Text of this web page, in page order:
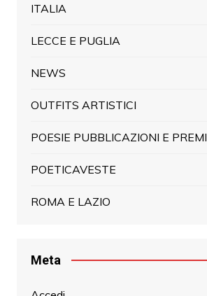
ITALIA
LECCE E PUGLIA
NEWS
OUTFITS ARTISTICI
POESIE PUBBLICAZIONI E PREMI
POETICAVESTE
ROMA E LAZIO
Meta